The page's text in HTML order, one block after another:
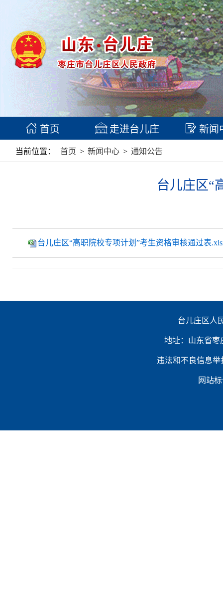
首页 走进台儿庄 新闻
当前位置： 首页 > 新闻中心 > 通知公告
台儿庄区“
台儿庄区“高职院校专项计划”考生资格审核通过表
台儿庄区人
地址：山东省枣
违法和不良信息举
网站